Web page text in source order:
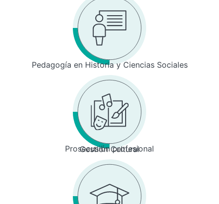
Pedagogía en Historia y Ciencias Sociales
Prosecusión profesional
Gestión Cultural